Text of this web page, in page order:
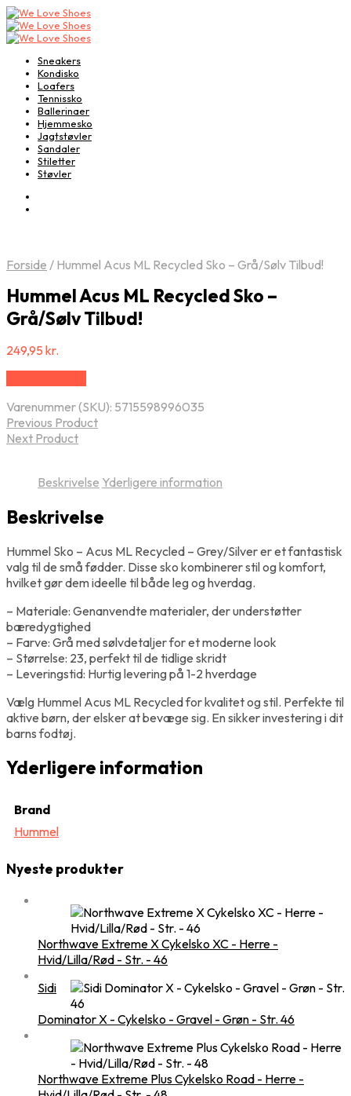
Sneakers
Kondisko
Loafers
Tennissko
Ballerinaer
Hjemmesko
Jagtstøvler
Sandaler
Stiletter
Støvler
Forside / Hummel Acus ML Recycled Sko – Grå/Sølv Tilbud!
Hummel Acus ML Recycled Sko –
Grå/Sølv Tilbud!
249,95 kr.
Varenummer (SKU): 5715598996035
Previous Product
Next Product
Beskrivelse Yderligere information
Beskrivelse
Hummel Sko – Acus ML Recycled – Grey/Silver er et fantastisk
valg til de små fødder. Disse sko kombinerer stil og komfort,
hvilket gør dem ideelle til både leg og hverdag.
– Materiale: Genanvendte materialer, der understøtter
bæredygtighed
– Farve: Grå med sølvdetaljer for et moderne look
– Størrelse: 23, perfekt til de tidlige skridt
– Leveringstid: Hurtig levering på 1-2 hverdage
Vælg Hummel Acus ML Recycled for kvalitet og stil. Perfekte til
aktive børn, der elsker at bevæge sig. En sikker investering i dit
barns fodtøj.
Yderligere information
Brand
Hummel
Nyeste produkter
Northwave Extreme X Cykelsko XC - Herre -
Hvid/Lilla/Rød - Str. - 46
Sidi
Dominator X - Cykelsko - Gravel - Grøn - Str. 46
Northwave Extreme Plus Cykelsko Road - Herre -